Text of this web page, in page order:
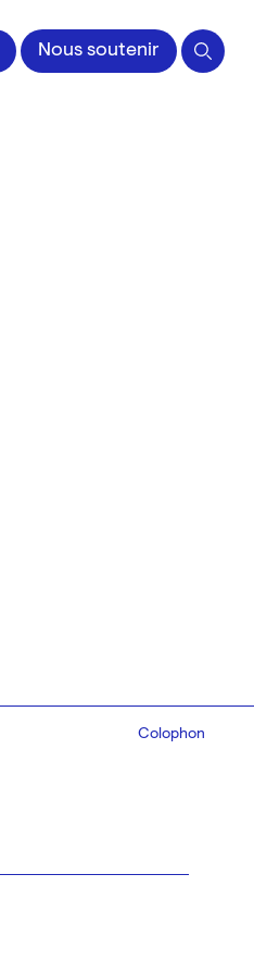
Nous soutenir
Colophon
Design:Marcel